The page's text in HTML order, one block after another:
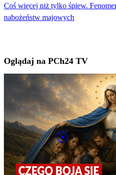
Coś więcej niż tylko śpiew.
nabożeństw majowych
Oglądaj na PCh24 TV